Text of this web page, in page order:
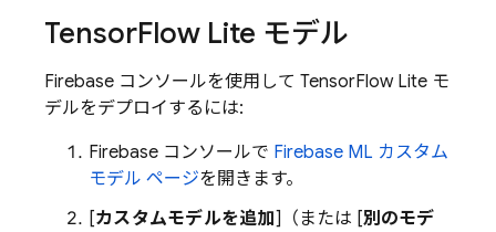
TensorFlow Lite モデル
Firebase コンソールを使用して TensorFlow Lite モ
デルをデプロイするには:
Firebase コンソールで Firebase ML カスタム
モデル ページを開きます。
[カスタムモデルを追加]（または [別のモデ